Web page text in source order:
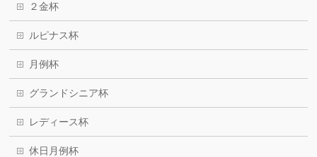
２金杯
ルピナス杯
月例杯
グランドシニア杯
レディース杯
休日月例杯